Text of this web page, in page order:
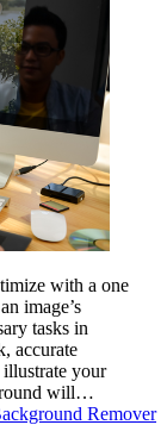
with a one
image’s
tasks in
accurate
your
will…
Remover